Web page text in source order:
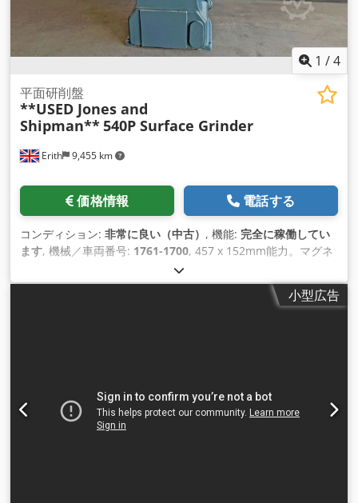
1 /4
Erith 9,455 km
平面研削盤
**USED Jones and
Shipman**540P Surface Grinder
価格情報 電話する
コンディション: 非常に良い（中古） , 機能: 完全に稼働してい
ます, 機械／車両番号: 1761-1700, 457 x 152mm能力。マグネ
ットチャック、砥石台昇降装置、テーブルガード、クーラント
システム、除塵装置を装備。 仕様 ジョーンズ＆シップマン
540P型 テーブル作業面 457 x 152mm テーブル長手方向移動
テーブルまで（最小）50mm 砥石サイズ 180 x 13 x 31.75mm
ボア 砥石回転数 2880rpm 砥石台モーター 1.5kW 油圧ポンプ
モーター 0.55kW 帝国式機械 Dsdpfxjnxi Uus Accsck 装備機械
小型広告